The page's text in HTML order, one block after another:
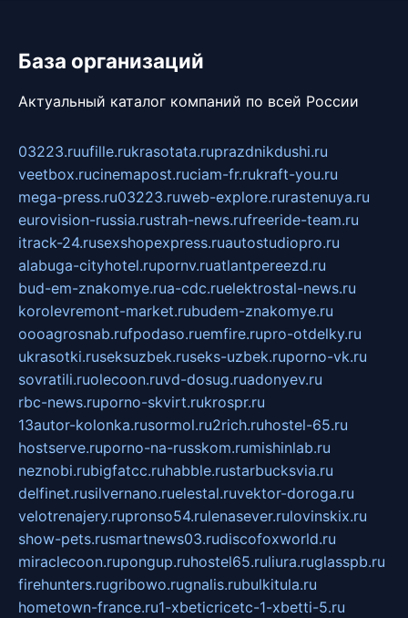
База организаций
Актуальный каталог компаний по всей России
03223.ruufille.rukrasotata.ruprazdnikdushi.ru
veetbox.rucinemapost.ruciam-fr.rukraft-you.ru
mega-press.ru03223.ruweb-explore.rurastenuya.ru
eurovision-russia.rustrah-news.rufreeride-team.ru
itrack-24.rusexshopexpress.ruautostudiopro.ru
alabuga-cityhotel.rupornv.ruatlantpereezd.ru
bud-em-znakomye.rua-cdc.ruelektrostal-news.ru
korolevremont-market.rubudem-znakomye.ru
oooagrosnab.rufpodaso.ruemfire.rupro-otdelky.ru
ukrasotki.ruseksuzbek.ruseks-uzbek.ruporno-vk.ru
sovratili.ruolecoon.ruvd-dosug.ruadonyev.ru
rbc-news.ruporno-skvirt.rukrospr.ru
13autor-kolonka.rusormol.ru2rich.ruhostel-65.ru
hostserve.ruporno-na-russkom.rumishinlab.ru
neznobi.rubigfatcc.ruhabble.rustarbucksvia.ru
delfinet.rusilvernano.ruelestal.ruvektor-doroga.ru
velotrenajery.rupronso54.rulenasever.rulovinskix.ru
show-pets.rusmartnews03.rudiscofoxworld.ru
miraclecoon.rupongup.ruhostel65.ruliura.ruglasspb.ru
firehunters.rugribowo.rugnalis.rubulkitula.ru
hometown-france.ru1-xbeticricetc-1-xbetti-5.ru